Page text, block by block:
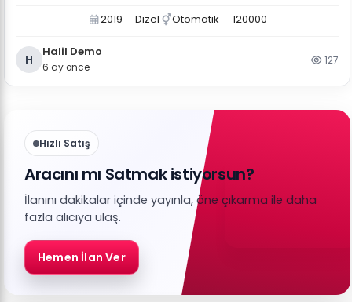
2019
Dizel Otomatik 120000
H
Halil Demo
6 ay önce
127
Hızlı Satış
Aracını mı Satmak istiyorsun?
İlanını dakikalar içinde yayınla, öne çıkarma ile daha
fazla alıcıya ulaş.
Hemen İlan Ver